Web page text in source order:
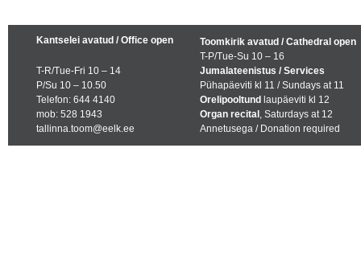
Kantselei avatud / Office open
T-R/Tue-Fri 10 – 14
P/Su 10 – 10.50
Telefon: 644 4140
mob: 528 1943
tallinna.toom@eelk.ee
Toomkirik avatud / Cathedral open
T-P/Tue-Su 10 – 16
Jumalateenistus / Services
Pühapäeviti kl 11 / Sundays at 11
Orelipooltund laupäeviti kl 12
Organ recital , Saturdays at 12
Annetusega / Donation required